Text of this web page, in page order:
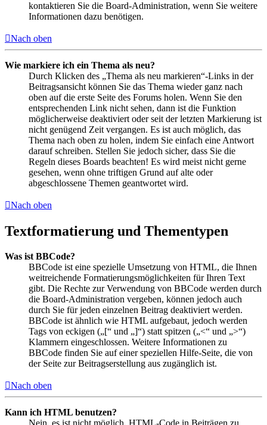
kontaktieren Sie die Board-Administration, wenn Sie weitere
Informationen dazu benötigen.
Nach oben
Wie markiere ich ein Thema als neu?
Durch Klicken des „Thema als neu markieren“-Links in der
Beitragsansicht können Sie das Thema wieder ganz nach
oben auf die erste Seite des Forums holen. Wenn Sie den
entsprechenden Link nicht sehen, dann ist die Funktion
möglicherweise deaktiviert oder seit der letzten Markierung ist
nicht genügend Zeit vergangen. Es ist auch möglich, das
Thema nach oben zu holen, indem Sie einfach eine Antwort
darauf schreiben. Stellen Sie jedoch sicher, dass Sie die
Regeln dieses Boards beachten! Es wird meist nicht gerne
gesehen, wenn ohne triftigen Grund auf alte oder
abgeschlossene Themen geantwortet wird.
Nach oben
Textformatierung und Thementypen
Was ist BBCode?
BBCode ist eine spezielle Umsetzung von HTML, die Ihnen
weitreichende Formatierungsmöglichkeiten für Ihren Text
gibt. Die Rechte zur Verwendung von BBCode werden durch
die Board-Administration vergeben, können jedoch auch
durch Sie für jeden einzelnen Beitrag deaktiviert werden.
BBCode ist ähnlich wie HTML aufgebaut, jedoch werden
Tags von eckigen („[“ und „]“) statt spitzen („<“ und „>“)
Klammern eingeschlossen. Weitere Informationen zu
BBCode finden Sie auf einer speziellen Hilfe-Seite, die von
der Seite zur Beitragserstellung aus zugänglich ist.
Nach oben
Kann ich HTML benutzen?
Nein, es ist nicht möglich, HTML-Code in Beiträgen zu